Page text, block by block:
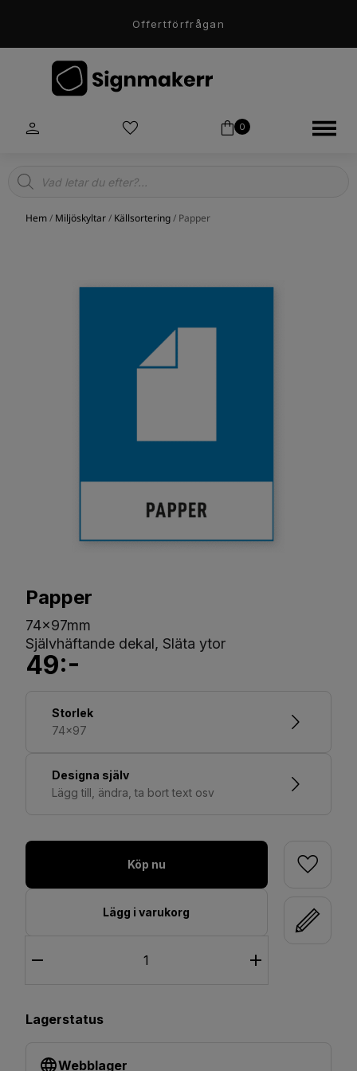
Offertförfrågan
0
Products
search
Hem/ Miljöskyltar/ Källsortering/ Papper
Papper
74x97mm
Självhäftande dekal, Släta ytor
49:-
Storlek
74x97
Designa själv
Lägg till, ändra, ta bort text osv
Köp nu
Lägg i varukorg
Lagerstatus
Webblager